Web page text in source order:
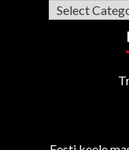
Categories